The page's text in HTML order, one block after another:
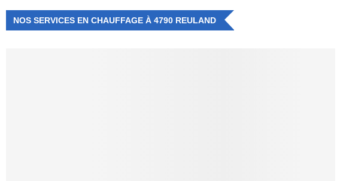
NOS SERVICES EN CHAUFFAGE À 4790 REULAND